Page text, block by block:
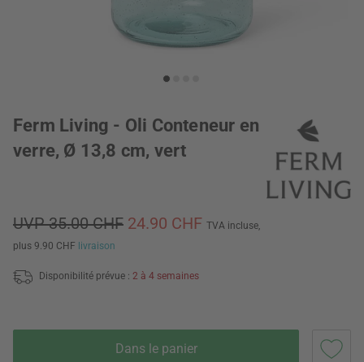
Ferm Living - Oli Conteneur en
verre, Ø 13,8 cm, vert
UVP 35.00 CHF 24.90 CHF TVA incluse,
plus 9.90 CHF livraison
Disponibilité prévue : 2 à 4 semaines
Dans le panier